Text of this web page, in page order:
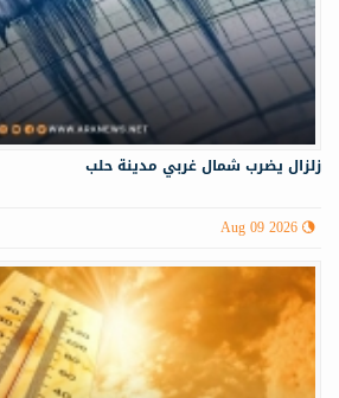
زلزال يضرب شمال غربي ‏مدينة حلب
Aug 09 2026